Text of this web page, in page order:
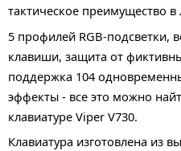
тактическое преимущество
5 профилей RGB-подсветки,
клавиши, защита от
поддержка 104
эффекты - все это можно
клавиатуре Viper V730.
Клавиатура изготовлена из